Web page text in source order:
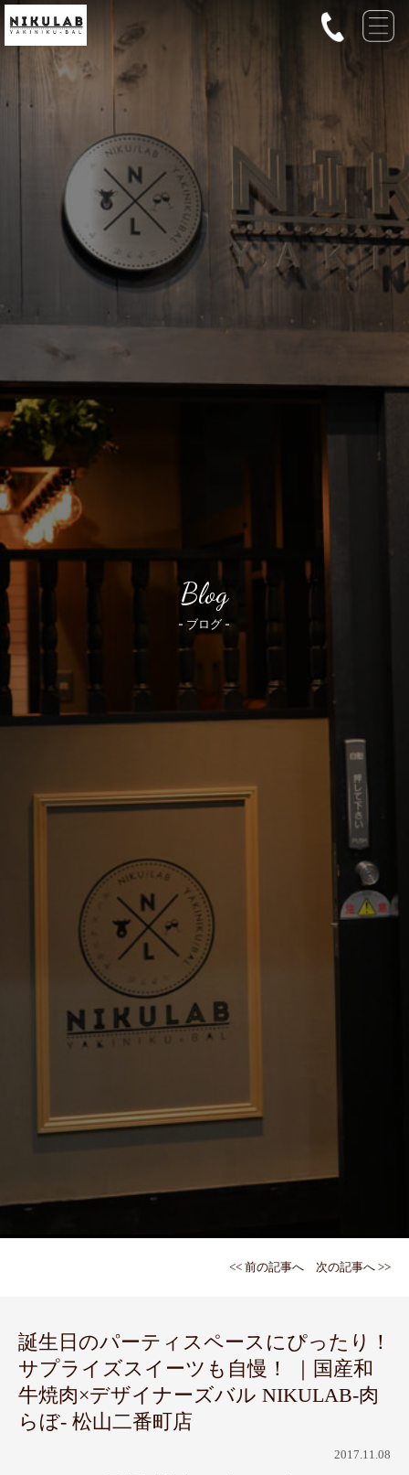
Blog
- ブログ -
<< 前の記事へ 次の記事へ >>
誕生日のパーティスペースにぴったり！
サプライズスイーツも自慢！ ｜国産和
牛焼肉×デザイナーズバル NIKULAB-肉
らぼ- 松山二番町店
2017.11.08